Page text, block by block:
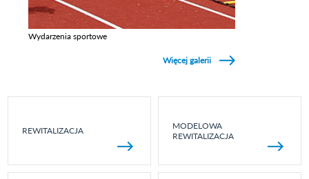
Wydarzenia sportowe
Więcej galerii
REWITALIZACJA
MODELOWA
REWITALIZACJA